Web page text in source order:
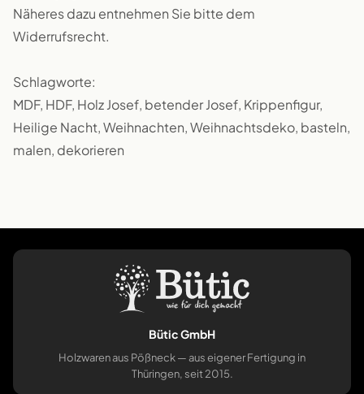
Näheres dazu entnehmen Sie bitte dem
Widerrufsrecht.
Schlagworte:
MDF, HDF, Holz Josef, betender Josef, Krippenfigur,
Heilige Nacht, Weihnachten, Weihnachtsdeko, basteln,
malen, dekorieren
Bütic GmbH
Holzwaren aus Pößneck — aus eigener Fertigung in
Thüringen, seit 2015.